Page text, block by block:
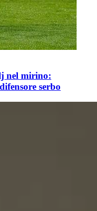
nel mirino:
serbo